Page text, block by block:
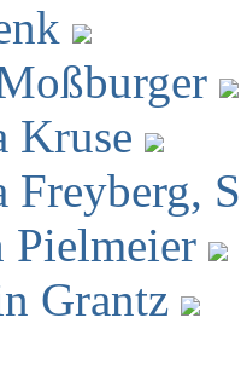
Kruse
Freyberg,
Pielmeier
Grantz